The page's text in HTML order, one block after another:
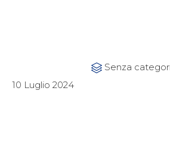
 Category
Senza
10 Luglio 2024